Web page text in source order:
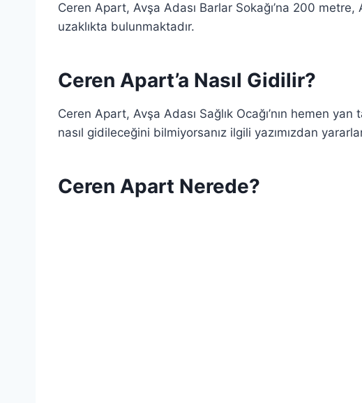
Ceren Apart, Avşa Adası Barlar Sokağı’na 200
uzaklıkta bulunmaktadır.
Ceren Apart’a Nasıl Gidilir?
Ceren Apart, Avşa Adası Sağlık Ocağı’nın hemen yan
nasıl gidileceğini bilmiyorsanız ilgili yazımızdan
Ceren Apart Nerede?